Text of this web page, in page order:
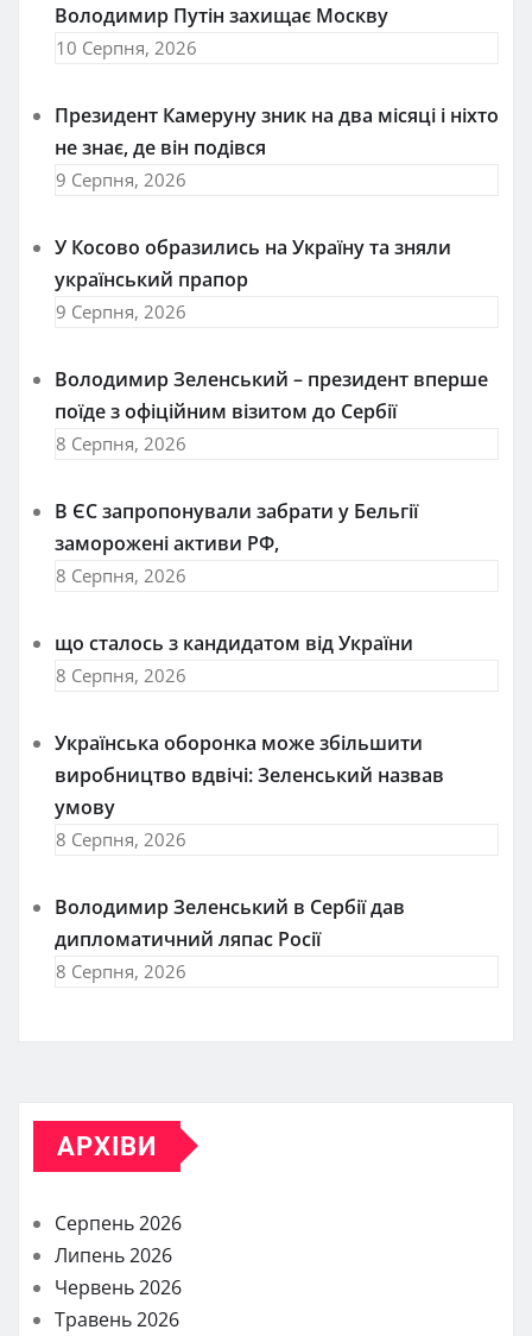
Володимир Путін захищає Москву
10 Серпня, 2026
Президент Камеруну зник на два місяці і ніхто
не знає, де він подівся
9 Серпня, 2026
У Косово образились на Україну та зняли
український прапор
9 Серпня, 2026
Володимир Зеленський – президент вперше
поїде з офіційним візитом до Сербії
8 Серпня, 2026
В ЄС запропонували забрати у Бельгії
заморожені активи РФ,
8 Серпня, 2026
що сталось з кандидатом від України
8 Серпня, 2026
Українська оборонка може збільшити
виробництво вдвічі: Зеленський назвав
умову
8 Серпня, 2026
Володимир Зеленський в Сербії дав
дипломатичний ляпас Росії
8 Серпня, 2026
АРХІВИ
Серпень 2026
Липень 2026
Червень 2026
Травень 2026